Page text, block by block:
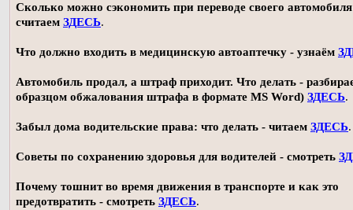
Сколько можно сэкономить при переводе своего автомобиля
считаем ЗДЕСЬ.
Что должно входить в медицинскую автоаптечку - узнаём
Автомобиль продал, а штраф приходит. Что делать -
образцом обжалования штрафа в формате MS Word) ЗДЕСЬ.
Забыл дома водительские права: что делать - читаем ЗДЕСЬ.
Советы по сохранению здоровья для водителей - смотреть
Почему тошнит во время движения в транспорте и как это
предотвратить - смотреть ЗДЕСЬ.